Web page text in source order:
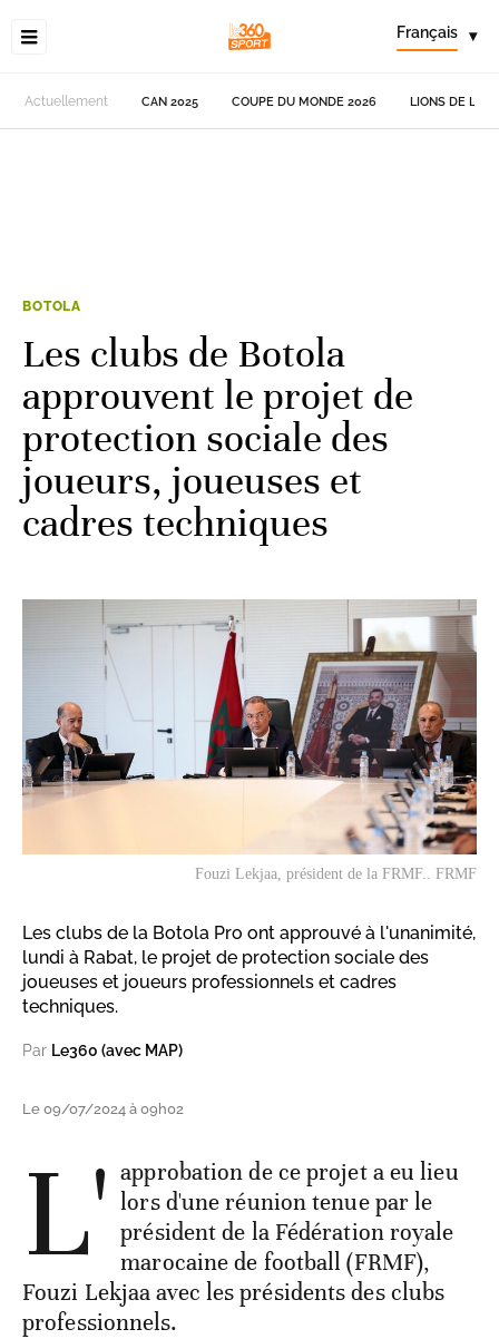
Français ▾
Actuellement CAN 2025 COUPE DU MONDE 2026 LIONS DE
BOTOLA
Les clubs de Botola
approuvent le projet de
protection sociale des
joueurs, joueuses et
cadres techniques
Fouzi Lekjaa, président de la FRMF.. FRMF
Les clubs de la Botola Pro ont approuvé à l'unanimité,
lundi à Rabat, le projet de protection sociale des
joueuses et joueurs professionnels et cadres
techniques.
Par Le360 (avec MAP)
Le 09/07/2024 à 09h02
L' approbation de ce projet a eu lieu
lors d'une réunion tenue par le
président de la Fédération royale
marocaine de football (FRMF),
Fouzi Lekjaa avec les présidents des clubs
professionnels.